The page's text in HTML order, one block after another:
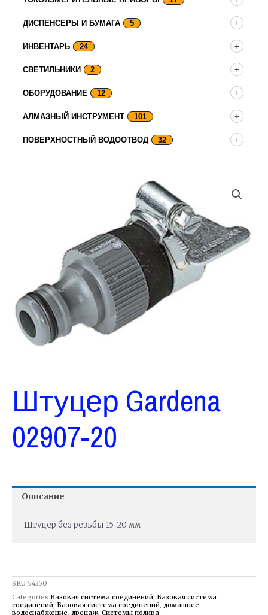
ДИСПЕНСЕРЫ И БУМАГА 5
ИНВЕНТАРЬ 24
СВЕТИЛЬНИКИ 2
ОБОРУДОВАНИЕ 12
АЛМАЗНЫЙ ИНСТРУМЕНТ 101
ПОВЕРХНОСТНЫЙ ВОДООТВОД 32
Штуцер Gardena
02907-20
Описание
Штуцер без резьбы 15-20 мм
SKU 54350
Categories Базовая система соединений, Базовая система
соединений, Базовая система соединений, домашнее
водоснабжение, дренаж, Системы полива